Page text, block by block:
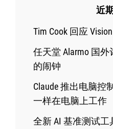
近
Tim Cook 回应
任天堂 Alarmo 国
的闹钟
Claude 推出电脑
一样在电脑上工作
全新 AI 基准测试工